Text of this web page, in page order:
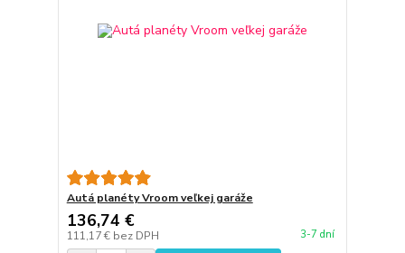
Autá planéty Vroom veľkej garáže
136,74 €
111,17 € bez DPH 3-7 dní